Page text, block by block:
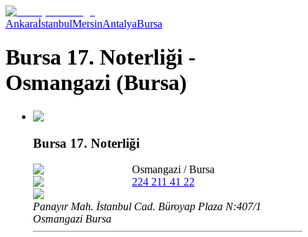
AnkaraİstanbulMersinAntalyaBursa
Bursa 17. Noterliği -
Osmangazi (Bursa)
Bursa 17. Noterliği
Osmangazi /Bursa
224 211 41 22
Panayır Mah. İstanbul Cad. Büroyap Plaza N:407/1
Osmangazi Bursa